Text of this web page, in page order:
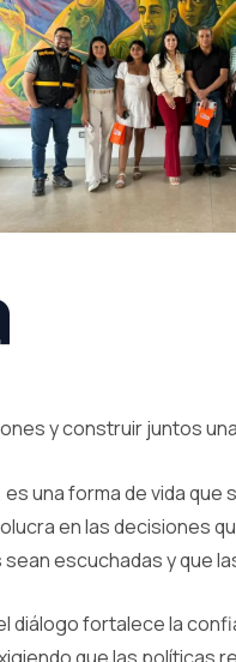
y construir juntos
una forma de vida
en las decisiones
escuchadas y que
fortalece la